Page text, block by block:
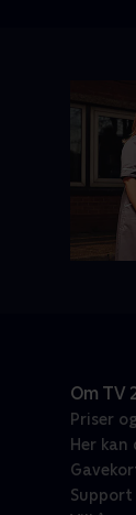
Om TV
Priser
Her kan